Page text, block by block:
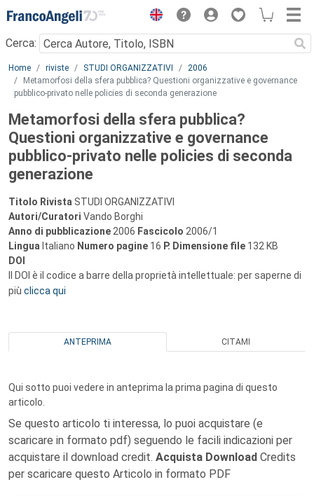
Menu
Cerca:
Main content
Home riviste STUDI ORGANIZZATIVI
2006
Metamorfosi della sfera pubblica? Questioni organizzative e governance
pubblico-privato nelle policies di seconda generazione
Metamorfosi della sfera pubblica?
Questioni organizzative e governance
pubblico-privato nelle policies di seconda
generazione
Titolo Rivista STUDI ORGANIZZATIVI
Autori/Curatori Vando Borghi
Anno di pubblicazione 2006 Fascicolo 2006/1
Lingua Italiano Numero pagine 16 P. Dimensione file 132 KB
DOI
Il DOI è il codice a barre della proprietà intellettuale: per saperne di
più clicca qui
ANTEPRIMA CITAMI
Qui sotto puoi vedere in anteprima la prima pagina di questo
articolo.
Se questo articolo ti interessa, lo puoi acquistare (e
scaricare in formato pdf) seguendo le facili indicazioni per
acquistare il download credit. Acquista Download Credits
per scaricare questo Articolo in formato PDF